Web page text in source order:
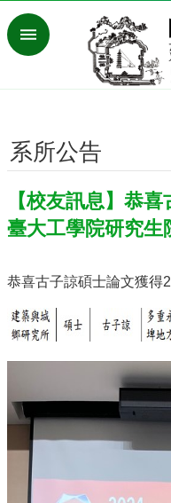
跳到主要內容區塊
進
灣
大
首
頁
English
最
新
消
息
系
簡
介
系
所
成
系所公告
【校友訊息】恭
臺大工學院研究生
恭喜古子諒碩士論文獲得